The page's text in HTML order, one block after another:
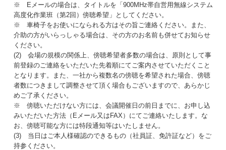
※ Eメールの場合は、タイトルを「900MHz帯自営用無線システム
高度化作業班（第2回）傍聴希望」としてください。
※ 車椅子をお使いになられる方はその旨ご連絡ください。また、
介助の方がいらっしゃる場合は、その方のお名前も併せてお知らせ
ください。
(2) 会場の規模の関係上、傍聴希望者多数の場合は、原則として事
前登録のご連絡をいただいた先着順にてご案内させていただくこと
となります。また、一社から複数名の傍聴を希望された場合、傍聴
者数につきまして調整させて頂く場合もございますので、あらかじ
めご了承ください。
※ 傍聴いただけない方には、会議開催日の前日までに、お申し込
みいただいた方法（Eメール又はFAX）にてご連絡いたします。な
お、傍聴可能な方には特段通知等はいたしません。
(3) 当日はご本人様確認のできるもの（社員証、免許証など）をご
持参ください。